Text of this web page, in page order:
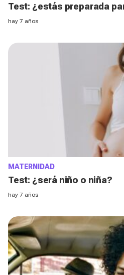
Test: ¿estás preparada
hay 7 años
MATERNIDAD
Test: ¿será niño o niña?
hay 7 años